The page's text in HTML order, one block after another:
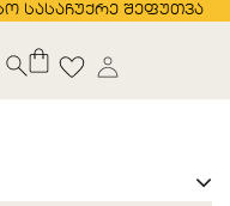
სასაჩუქრე შეფუთვა